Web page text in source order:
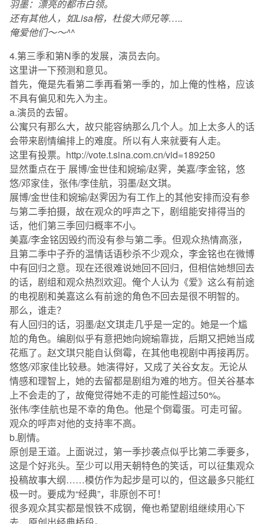
羽墨：漂亮的都市白领。
还有其他人，如Lisa榕，杜俊大师兄等…..
俺爱他们～～^^
4.第三季和第N季的发展，演员去向。
这里讲一下预测和意见。
首先，俺是先看第二季再看第一季的，加上俺的性格，应该
不具有偏见和先入为主。
a.演员的去留。
公寓只有那么大，故只能容纳那么几个人。加上太多人的话
会带来剧情编排上的难度。所以有人来就要有人走。
这里有投票。http://vote.t.sina.com.cn/vid=189250
显然重点在于 展博/金世佳和婉瑜/赵霁，美嘉/李金铭，悠
悠/邓家佳，张伟/李佳航，羽墨/赵文琪。
展博/金世佳和婉瑜/赵霁因为有工作上的其他安排而没有参
与第二季拍摄，故在观众的呼声之下，剧组能安排得当的
话，他们第三季回归概率不小。
美嘉/李金铭因毁约而没有参与第二季。但观众热情高涨，
且第二季中子乔的温情话语秒杀不少观众，李金铭也在微博
中有回归之意。现在还很难说她回不回归，但相信她想回去
的话，剧组和观众热烈欢迎。俺个人认为《爱》这么有前途
的电视剧和美嘉这么有前途的角色不回去是很不明智的。
那么，谁走？
有人回归的话，羽墨/赵文琪走几乎是一定的。她是一个尴
尬的角色。编剧似乎有意把她向婉瑜靠拢，后期又把她当成
花瓶了。赵文琪只能自认倒霉，在其他电视剧中再接再厉。
悠悠/邓家佳比较悬。她演得好，又成了关谷女友。无论从
情感和理智上，她的去留都是剧组为难的地方。但关谷基本
上不会走的了，故俺觉得她不走的可能性超过50%。
张伟/李佳航也是不幸的角色。他是个倒霉蛋。可走可留。
观众的呼声对他的支持率不高。
b.剧情。
原创是王道。上面说过，第一季抄袭点似乎比第二季要多，
这是个好兆头。至少可以用天朝特色的笑话，可以征集观众
投稿故事大纲……模仿作为起步是可以的，但这最多只能红
极一时。要成为“经典”，非原创不可！
很多观众其实都是恨铁不成钢，俺也希望剧组继续用心下